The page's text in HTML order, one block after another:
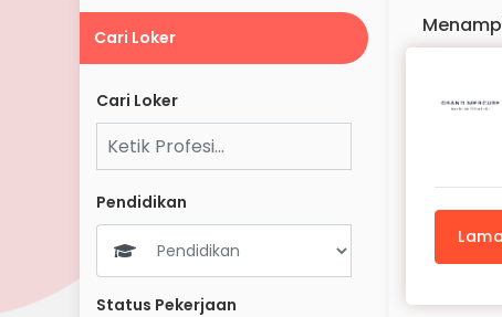
Cari Loker
Cari Loker
Pendidikan
Status Pekerjaan